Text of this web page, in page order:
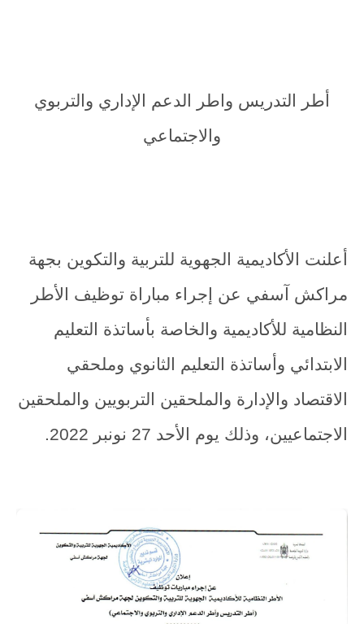
أطر التدريس واطر الدعم الإداري والتربوي
والاجتماعي
أعلنت الأكاديمية الجهوية للتربية والتكوين بجهة
مراكش آسفي عن إجراء مباراة توظيف الأطر
النظامية للأكاديمية والخاصة بأساتذة التعليم
الابتدائي وأساتذة التعليم الثانوي وملحقي
الاقتصاد والإدارة والملحقين التربويين والملحقين
الاجتماعيين، وذلك يوم الأحد 27 نونبر 2022.